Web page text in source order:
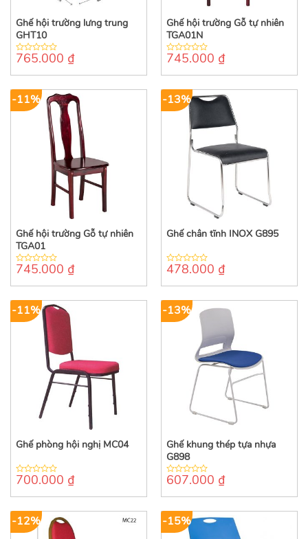
Ghế hội trường lưng trung
GHT10
0
of
765.000 ₫
Ghế hội trường Gỗ tự nhiên
TGA01N
0
of
745.000 ₫
-11%
Ghế hội trường Gỗ tự nhiên
TGA01
0
of
745.000 ₫
-13%
Ghế chân tĩnh INOX G895
0
of
478.000 ₫
-11%
Ghế phòng hội nghị MC04
0
of
700.000 ₫
-13%
Ghế khung thép tựa nhựa
G898
0
of
607.000 ₫
-12% -15%